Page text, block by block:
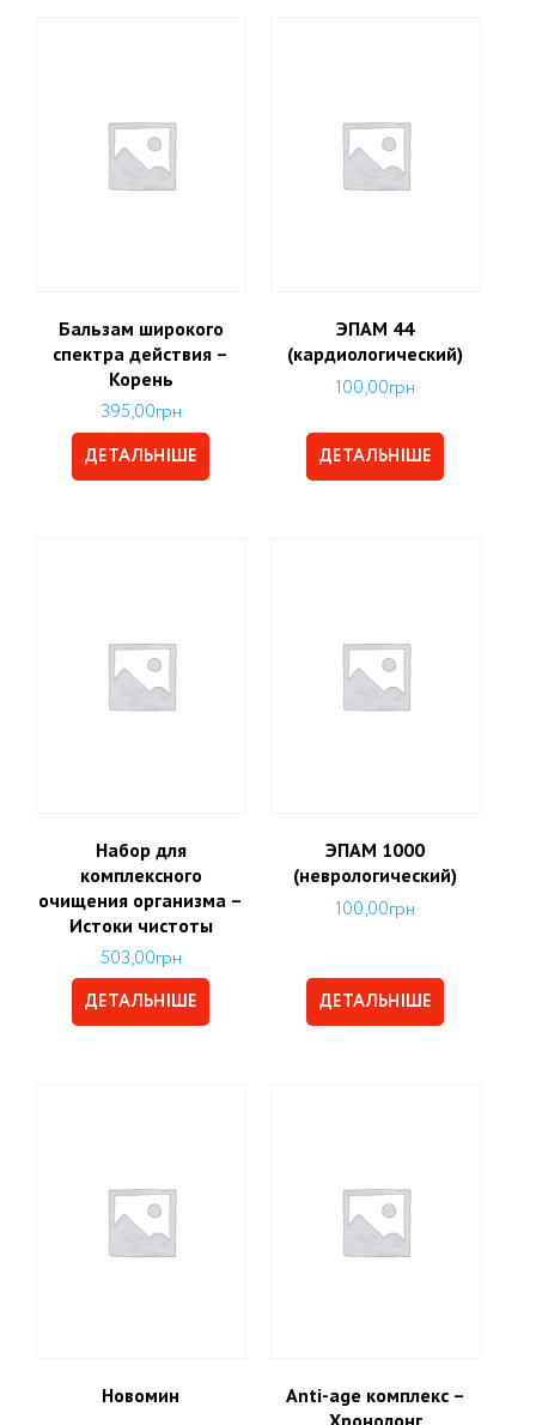
Бальзам широкого
спектра действия –
Корень
395,00грн
ДЕТАЛЬНІШЕ
ЭПАМ 44
(кардиологический)
100,00грн
ДЕТАЛЬНІШЕ
Набор для
комплексного
очищения организма –
Истоки чистоты
503,00грн
ДЕТАЛЬНІШЕ
ЭПАМ 1000
(неврологический)
100,00грн
ДЕТАЛЬНІШЕ
Новомин
Аnti-age комплекс –